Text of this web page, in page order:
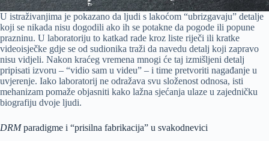
U istraživanjima je pokazano da ljudi s lakoćom “ubrizgavaju” detalje
koji se nikada nisu dogodili ako ih se potakne da pogode ili popune
prazninu. U laboratoriju to katkad rade kroz liste riječi ili kratke
videoisječke gdje se od sudionika traži da navedu detalj koji zapravo
nisu vidjeli. Nakon kraćeg vremena mnogi će taj izmišljeni detalj
pripisati izvoru – “vidio sam u videu” – i time pretvoriti nagađanje u
uvjerenje. Iako laboratorij ne odražava svu složenost odnosa, isti
mehanizam pomaže objasniti kako lažna sjećanja ulaze u zajedničku
biografiju dvoje ljudi.
DRMparadigme i “prisilna fabrikacija” u svakodnevici